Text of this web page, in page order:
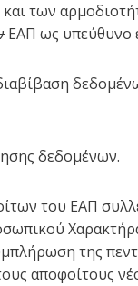
των
ΕΑΠ ως υπεύθυνο
δεδομένων.
του ΕΑΠ
της
αποφοίτους